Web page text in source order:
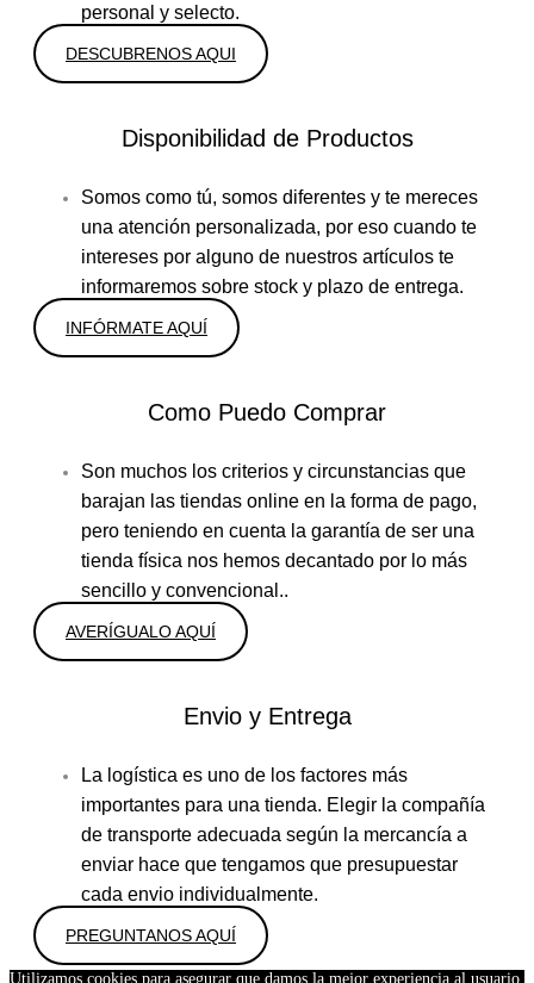
personal y selecto.
DESCUBRENOS AQUI
Disponibilidad de Productos
Somos como tú, somos diferentes y te mereces
una atención personalizada, por eso cuando te
intereses por alguno de nuestros artículos te
informaremos sobre stock y plazo de entrega.
INFÓRMATE AQUÍ
Como Puedo Comprar
Son muchos los criterios y circunstancias que
barajan las tiendas online en la forma de pago,
pero teniendo en cuenta la garantía de ser una
tienda física nos hemos decantado por lo más
sencillo y convencional..
AVERÍGUALO AQUÍ
Envio y Entrega
La logística es uno de los factores más
importantes para una tienda. Elegir la compañía
de transporte adecuada según la mercancía a
enviar hace que tengamos que presupuestar
cada envio individualmente.
PREGUNTANOS AQUÍ
Utilizamos cookies para asegurar que damos la mejor experiencia al usuario